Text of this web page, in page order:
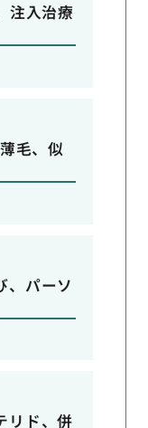
注入治療
毛、似
、パーソ
リド、併